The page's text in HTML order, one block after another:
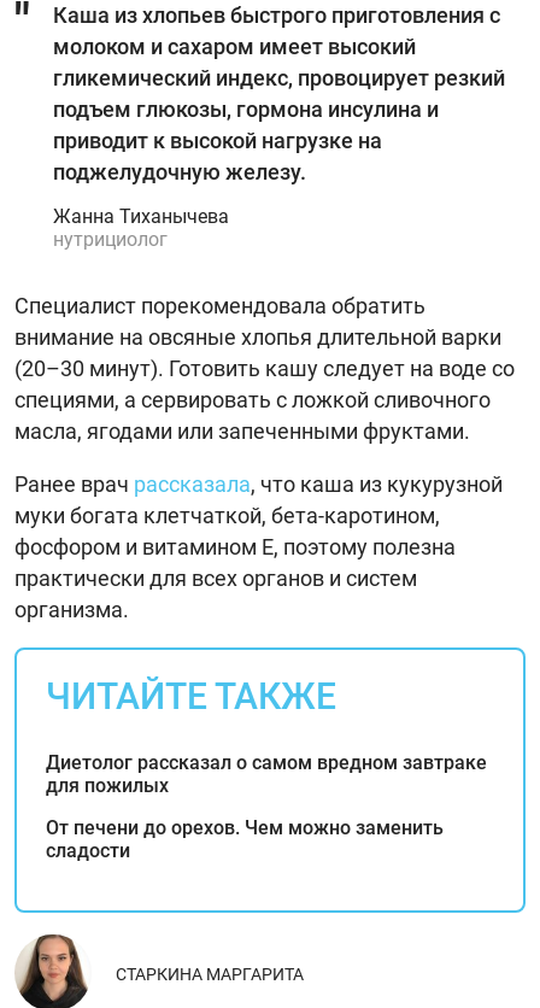
Каша из хлопьев быстрого приготовления с
молоком и сахаром имеет высокий
гликемический индекс, провоцирует резкий
подъем глюкозы, гормона инсулина и
приводит к высокой нагрузке на
поджелудочную железу.
Жанна Тиханычева
нутрициолог
Специалист порекомендовала обратить
внимание на овсяные хлопья длительной варки
(20–30 минут). Готовить кашу следует на воде со
специями, а сервировать с ложкой сливочного
масла, ягодами или запеченными фруктами.
Ранее врач рассказала, что каша из кукурузной
муки богата клетчаткой, бета-каротином,
фосфором и витамином Е, поэтому полезна
практически для всех органов и систем
организма.
ЧИТАЙТЕ ТАКЖЕ
Диетолог рассказал о самом вредном завтраке
для пожилых
От печени до орехов. Чем можно заменить
сладости
СТАРКИНА МАРГАРИТА